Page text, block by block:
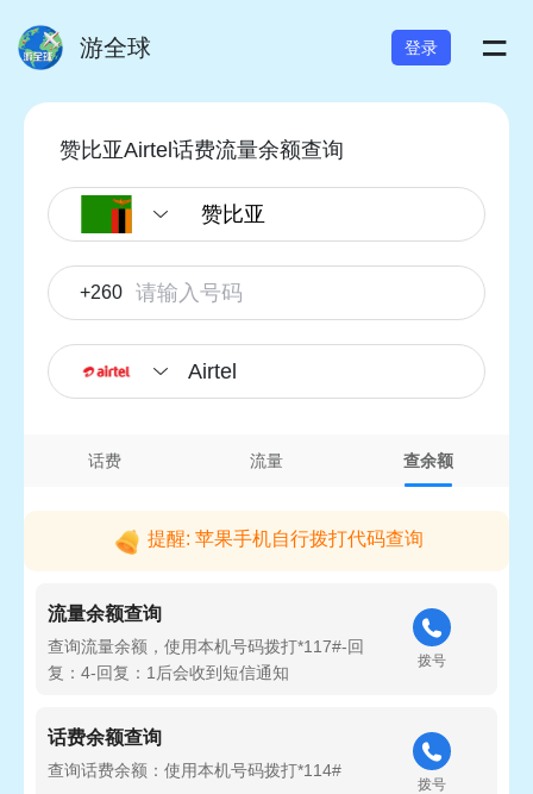
游全球 登录 =
赞比亚Airtel话费流量余额查询
+260
Airtel
话费 流量 查余额
提醒: 苹果手机自行拨打代码查询
流量余额查询
查询流量余额，使用本机号码拨打*117#-回
复：4-回复：1后会收到短信通知
拨号
话费余额查询
查询话费余额：使用本机号码拨打*114#
拨号